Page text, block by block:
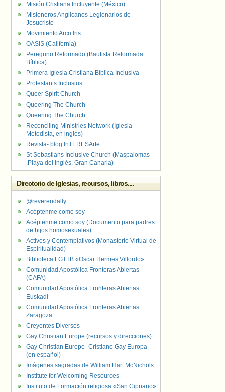
Misión Cristiana Incluyente (México)
Misioneros Anglicanos Legionarios de
Jesucristo
Movimiento Arco Iris
OASIS (California)
Peregrino Reformado (Bautista Reformada
Bíblica)
Primera Iglesia Cristiana Bíblica Inclusiva
Protestants Inclusius
Queer Spirit Church
Queering The Church
Queering The Church
Reconciling Ministries Network (Iglesia
Metodista, en inglés)
Revista- blog InTERESArte.
St Sebastians Inclusive Church (Maspalomas
.Playa del Inglés. Gran Canaria)
Directorio de Iglesias, recursos, libros....
@reverendally
Acéptenme como soy
Acéptenme como soy (Documento para padres
de hijos homosexuales)
Activos y Contemplativos (Monasterio Virtual de
Espiritualidad)
Biblioteca LGTTB «Oscar Hermes Villordo»
Comunidad Apostólica Fronteras Abiertas
(CAFA)
Comunidad Apostólica Fronteras Abiertas
Euskadi
Comunidad Apostólica Fronteras Abiertas
Zaragoza
Creyentes Diverses
Gay Christian Europe (recursos y direcciones)
Gay Christian Europe- Cristiano Gay Europa
(en español)
Imágenes sagradas de William Hart McNichols
Institute for Welcoming Resources
Instituto de Formación religiosa «San Cipriano»